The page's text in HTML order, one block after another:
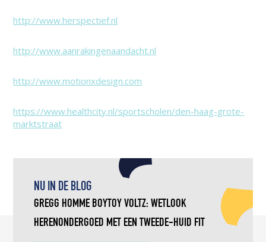
http://www.herspectief.nl
http://www.aanrakingenaandacht.nl
http://www.motionxdesign.com
https://www.healthcity.nl/sportscholen/den-haag-grote-
marktstraat
NU IN DE BLOG
GREGG HOMME BOYTOY VOLTZ: WETLOOK
HERENONDERGOED MET EEN TWEEDE-HUID FIT